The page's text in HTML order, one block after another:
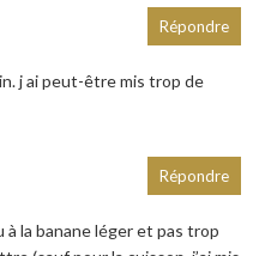
j ai peut-être mis trop de
Répondre
la banane léger et pas trop
Répondre